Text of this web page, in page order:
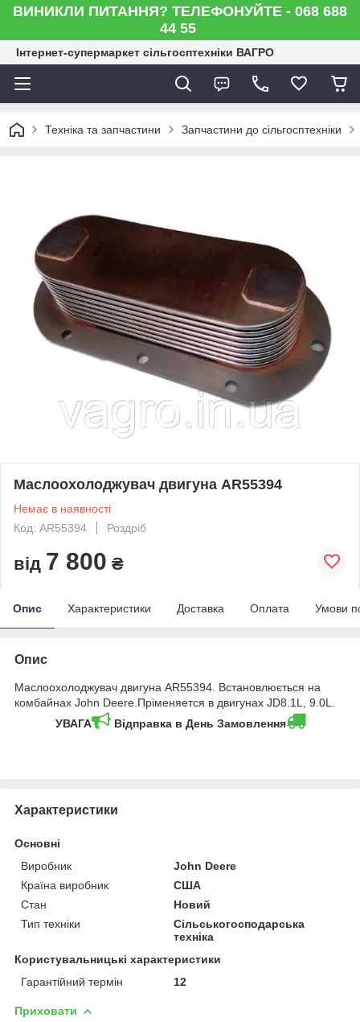
ВИНИКЛИ ПИТАННЯ? ТЕЛЕФОНУЙТЕ - 068 688
44 55
Інтернет-супермаркет сільгосптехніки ВАГРО
Техніка та запчастини Запчастини до сільгосптехніки
Маслоохолоджувач двигуна AR55394
Немає в наявності
Код: AR55394
Роздріб
від 7 800 ₴
Опис Характеристики Доставка Оплата Умови
Опис
Маслоохолоджувач двигуна AR55394. Встановлюється на
комбайнах John Deere.Пріменяется в двигунах JD8.1L, 9.0L.
УВАГА
Відправка в День Замовлення
Характеристики
Основні
Виробник
John Deere
Країна виробник
США
Стан
Новий
Тип техніки
Сільськогосподарська
техніка
Користувальницькі характеристики
Гарантійний термін
12
Приховати